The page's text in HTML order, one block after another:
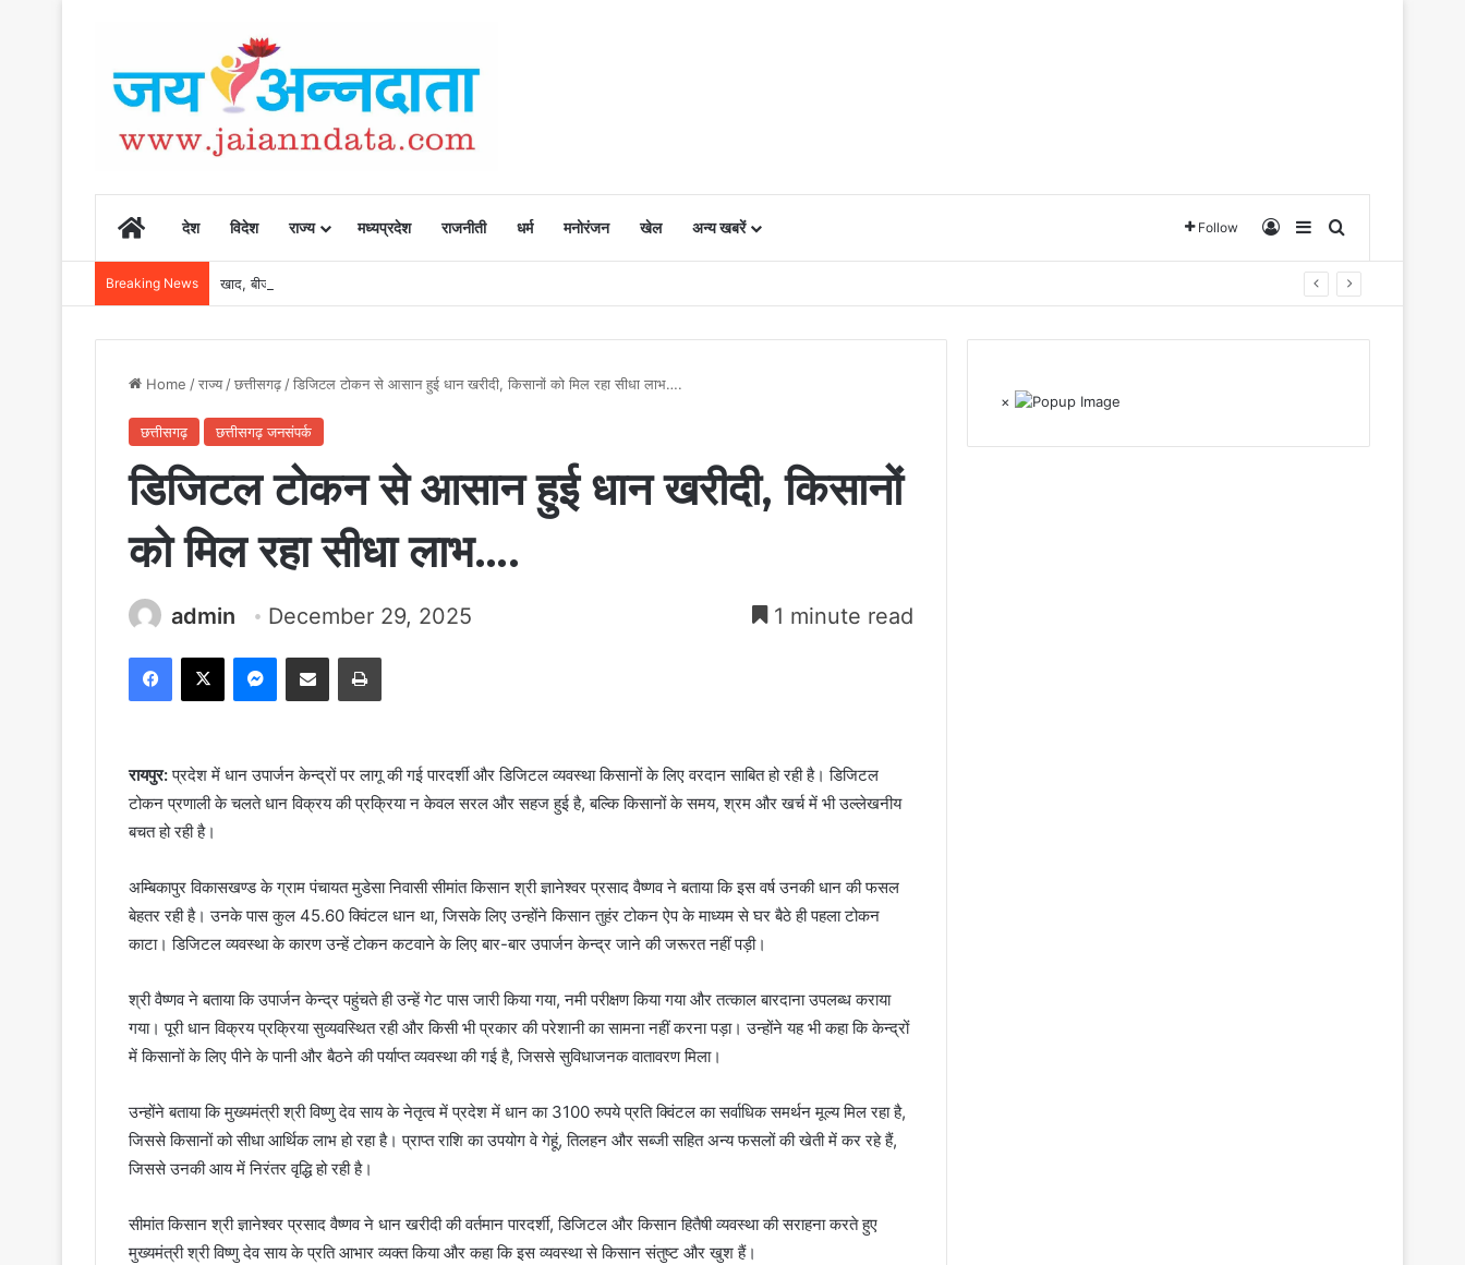
Homeदेश विदेश राज्य मध्यप्रदेश राजनीती धर्म मनोरंजन खेल अन्य खबरें Follow Log InSidebarSearch for
Breaking News खाद, बीज और उर्वरकों की समय पर उपलब्धता से किसानों में उत्साह, नैनो डीएपी और नैनो यूरिया बने किसानों के भरोसेमंद कृषि साथी…..
Home /राज्य/छत्तीसगढ़/डिजिटल टोकन से आसान हुई धान खरीदी, किसानों को मिल रहा सीधा लाभ….
छत्तीसगढ़ छत्तीसगढ़ जनसंपर्क
डिजिटल टोकन से आसान हुई धान खरीदी, किसानों
को मिल रहा सीधा लाभ….
admin December 29, 2025 1 minute read
Facebook
X Messenger
Share via Email Print
रायपुर:प्रदेश में धान उपार्जन केन्द्रों पर लागू की गई पारदर्शी और डिजिटल व्यवस्था किसानों के लिए वरदान साबित हो रही है। डिजिटल
टोकन प्रणाली के चलते धान विक्रय की प्रक्रिया न केवल सरल और सहज हुई है, बल्कि किसानों के समय, श्रम और खर्च में भी उल्लेखनीय
बचत हो रही है।
अम्बिकापुर विकासखण्ड के ग्राम पंचायत मुडेसा निवासी सीमांत किसान श्री ज्ञानेश्वर प्रसाद वैष्णव ने बताया कि इस वर्ष उनकी धान की फसल
बेहतर रही है। उनके पास कुल 45.60 क्विंटल धान था, जिसके लिए उन्होंने किसान तुहंर टोकन ऐप के माध्यम से घर बैठे ही पहला टोकन
काटा। डिजिटल व्यवस्था के कारण उन्हें टोकन कटवाने के लिए बार-बार उपार्जन केन्द्र जाने की जरूरत नहीं पड़ी।
श्री वैष्णव ने बताया कि उपार्जन केन्द्र पहुंचते ही उन्हें गेट पास जारी किया गया, नमी परीक्षण किया गया और तत्काल बारदाना उपलब्ध कराया
गया। पूरी धान विक्रय प्रक्रिया सुव्यवस्थित रही और किसी भी प्रकार की परेशानी का सामना नहीं करना पड़ा। उन्होंने यह भी कहा कि केन्द्रों
में किसानों के लिए पीने के पानी और बैठने की पर्याप्त व्यवस्था की गई है, जिससे सुविधाजनक वातावरण मिला।
उन्होंने बताया कि मुख्यमंत्री श्री विष्णु देव साय के नेतृत्व में प्रदेश में धान का 3100 रुपये प्रति क्विंटल का सर्वाधिक समर्थन मूल्य मिल रहा है,
जिससे किसानों को सीधा आर्थिक लाभ हो रहा है। प्राप्त राशि का उपयोग वे गेहूं, तिलहन और सब्जी सहित अन्य फसलों की खेती में कर रहे हैं,
जिससे उनकी आय में निरंतर वृद्धि हो रही है।
सीमांत किसान श्री ज्ञानेश्वर प्रसाद वैष्णव ने धान खरीदी की वर्तमान पारदर्शी, डिजिटल और किसान हितैषी व्यवस्था की सराहना करते हुए
मुख्यमंत्री श्री विष्णु देव साय के प्रति आभार व्यक्त किया और कहा कि इस व्यवस्था से किसान संतुष्ट और खुश हैं।
×